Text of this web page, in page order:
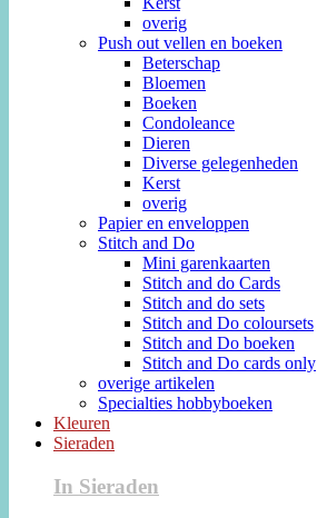
overig
Push out vellen en boeken
Beterschap
Bloemen
Boeken
Condoleance
Dieren
Diverse gelegenheden
Kerst
overig
Papier en enveloppen
Stitch and Do
Mini garenkaarten
Stitch and do Cards
Stitch and do sets
Stitch and Do coloursets
Stitch and Do boeken
Stitch and Do cards only
overige artikelen
Specialties hobbyboeken
Kleuren
Sieraden
In Sieraden